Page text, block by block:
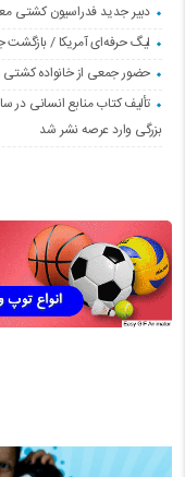
دبیر جدید فدراسیون کشتی
لیگ حرفه‌ای آمریکا / بازگشت
حضور جمعی از خانواده کشتی
تألیف کتاب منابع انسانی در
بزرگی وارد عرصه نشر شد